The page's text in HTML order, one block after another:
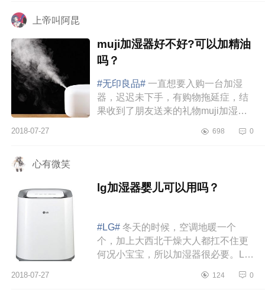
上帝叫阿昆
muji加湿器好不好?可以加精油
吗？
#无印良品# 一直想要入购一台加湿
器，迟迟未下手，有购物拖延症，结
果收到了朋友送来的礼物muji加湿
变色，但是，我还是只用白光，毕竟
2018-07-27 698 0
心有微笑
lg加湿器婴儿可以用吗？
#LG# 冬天的时候，空调地暖一个
个，加上大西北干燥大人都扛不住更
何况小宝宝，所以加湿器很必要。LG
加湿器100℃高温煮沸杀菌不会让细...
2018-07-27 124 0